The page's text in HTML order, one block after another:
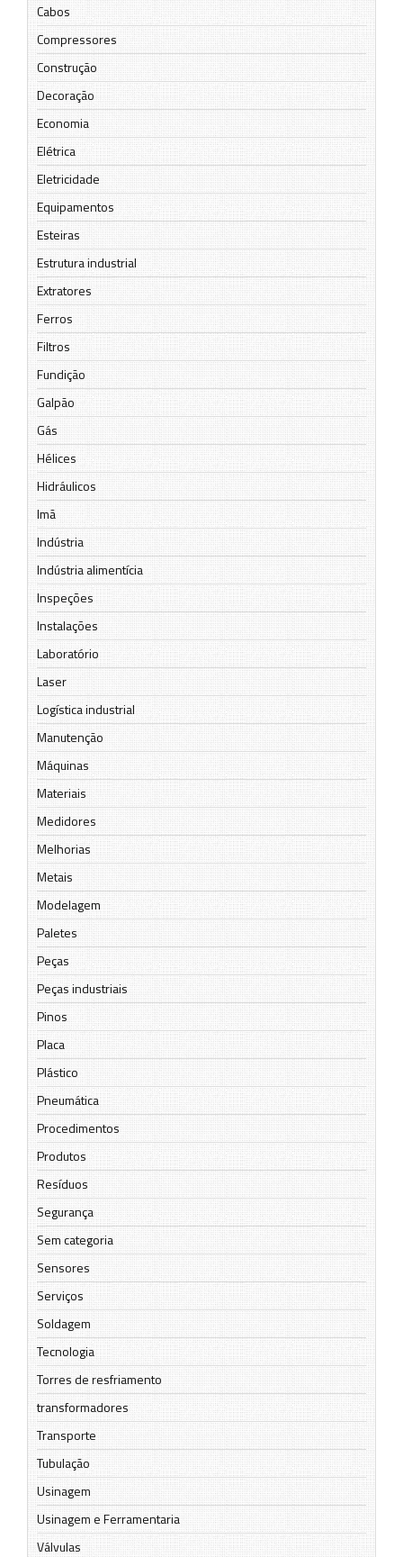
Cabos
Compressores
Construção
Decoração
Economia
Elétrica
Eletricidade
Equipamentos
Esteiras
Estrutura industrial
Extratores
Ferros
Filtros
Fundição
Galpão
Gás
Hélices
Hidráulicos
Imã
Indústria
Indústria alimentícia
Inspeções
Instalações
Laboratório
Laser
Logística industrial
Manutenção
Máquinas
Materiais
Medidores
Melhorias
Metais
Modelagem
Paletes
Peças
Peças industriais
Pinos
Placa
Plástico
Pneumática
Procedimentos
Produtos
Resíduos
Segurança
Sem categoria
Sensores
Serviços
Soldagem
Tecnologia
Torres de resfriamento
transformadores
Transporte
Tubulação
Usinagem
Usinagem e Ferramentaria
Válvulas